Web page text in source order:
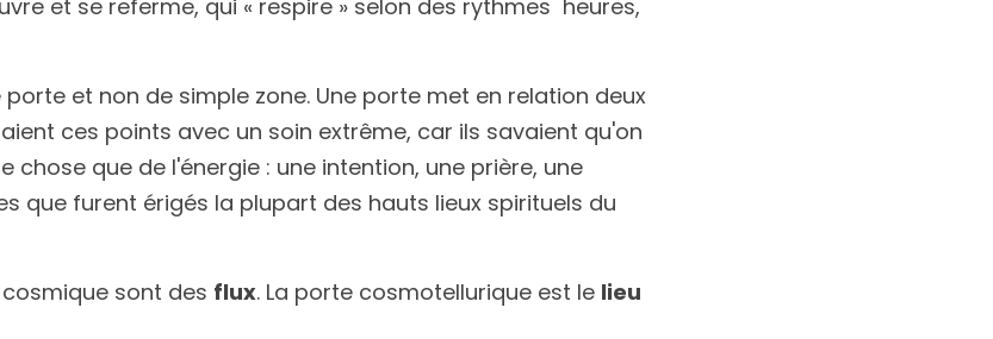
et se referme, qui « respire » selon des rythmes  heures,
et non de simple zone. Une porte met en relation deux
ces points avec un soin extrême, car ils savaient qu'on
chose que de l'énergie : une intention, une prière, une
que furent érigés la plupart des hauts lieux spirituels du
sont des flux. La porte cosmotellurique est le lieu